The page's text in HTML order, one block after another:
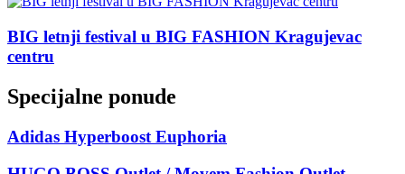
BIG letnji festival u BIG FASHION Kragujevac
centru
Specijalne ponude
Adidas Hyperboost Euphoria